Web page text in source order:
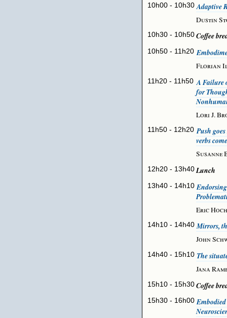
10h00 - 10h30 Adaptive
Dustin
10h30 - 10h50 Coffee
10h50 - 11h20
Florian
11h20 - 11h50 A Failure
for
Lori J.
11h50 - 12h20 Push
verbs
Susanne
12h20 - 13h40 Lunch
13h40 - 14h10
Eric
14h10 - 14h40 Mirrors,
John
14h40 - 15h10 The
Jana
15h10 - 15h30 Coffee
15h30 - 16h00